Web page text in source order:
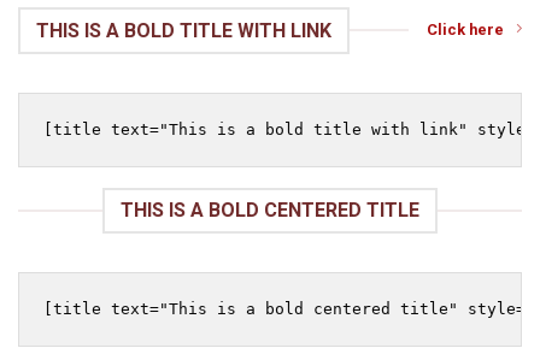
THIS IS A BOLD TITLE WITH LINK Click here
THIS IS A BOLD CENTERED TITLE